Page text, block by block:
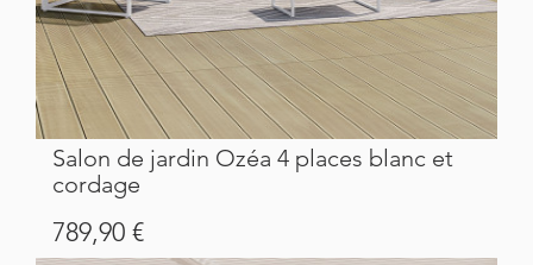
Salon de jardin Ozéa 4 places blanc et
cordage
Prix
789,90 €